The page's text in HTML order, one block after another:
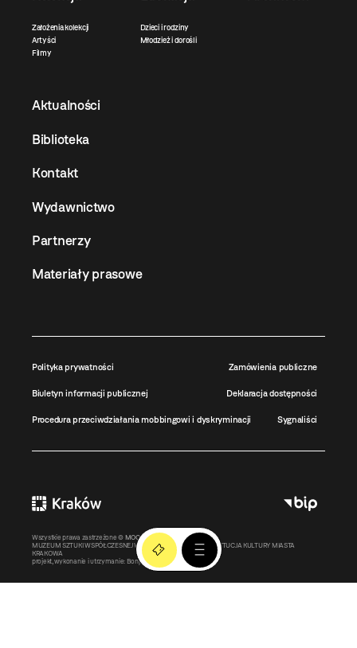
Założenia kolekcji
Artyści
Filmy
Dzieci i rodziny
Młodzież i dorośli
Aktualności
Biblioteka
Kontakt
Wydawnictwo
Partnerzy
Materiały prasowe
Polityka prywatności Zamówienia publiczne
Biuletyn informacji publicznej Deklaracja dostępności
Procedura przeciwdziałania mobbingowi i dyskryminacji Sygnaliści
Wszystkie prawa zastrzeżone © MOCAK2011-2026
MUZEUM SZTUKI WSPÓŁCZESNEJ W KRAKOWIE MOCAK – INSTYTUCJA KULTURY MIASTA
KRAKOWA
projekt, wykonanie i utrzymanie: Bonjour.pl